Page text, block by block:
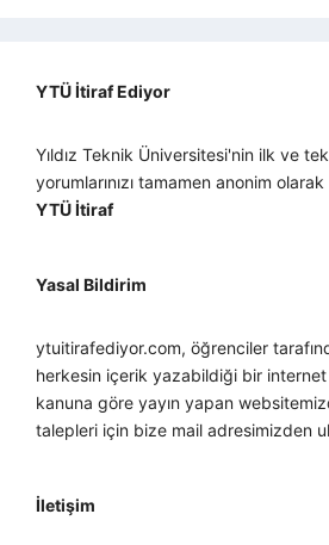
YTÜ İtiraf Ediyor
Yıldız Teknik Üniversitesi'nin ilk ve
yorumlarınızı tamamen anonim
YTÜ İtiraf
Yasal Bildirim
ytuitirafediyor.com, öğrenciler
herkesin içerik yazabildiği bir internet
kanuna göre yayın yapan
talepleri için bize mail adresimizden
İletişim